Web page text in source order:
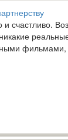
и счастливо.